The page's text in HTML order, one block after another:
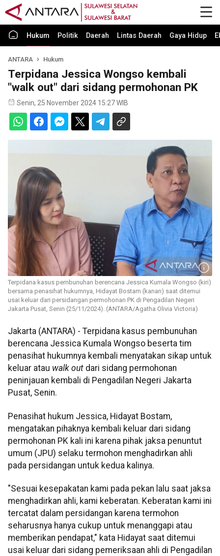
Hukum Politik Daerah Lintas Daerah Gaya Hidup
ANTARA Hukum
Terpidana Jessica Wongso kembali
"walk out" dari sidang permohonan PK
Senin, 25 November 2024 15:27 WIB
Terpidana kasus pembunuhan berencana Jessica Kumala Wongso (kiri)
bersama penasihat hukumnya, Hidayat Bostam (kanan) saat ditemui
usai keluar dari persidangan permohonan PK di Pengadilan Negeri
Jakarta Pusat, Senin (25/11/2024). (ANTARA/Agatha Olivia Victoria)
Jakarta (ANTARA) - Terpidana kasus pembunuhan
berencana Jessica Kumala Wongso beserta tim
penasihat hukumnya kembali menyatakan sikap untuk
keluar atau walk out dari sidang permohonan
peninjauan kembali di Pengadilan Negeri Jakarta
Pusat, Senin.
Penasihat hukum Jessica, Hidayat Bostam,
mengatakan pihaknya kembali keluar dari sidang
permohonan PK kali ini karena pihak jaksa penuntut
umum (JPU) selaku termohon menghadirkan ahli
pada persidangan untuk kedua kalinya.
"Sesuai kesepakatan kami pada pekan lalu saat jaksa
menghadirkan ahli, kami keberatan. Keberatan kami ini
tercatat dalam persidangan karena termohon
seharusnya hanya cukup untuk menanggapi atau
memberikan pendapat," kata Hidayat saat ditemui
usai keluar dari sidang pemeriksaan ahli di Pengadilan